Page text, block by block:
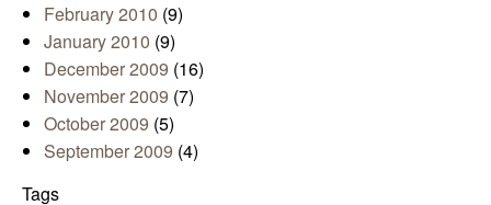
February 2010 (9)
January 2010 (9)
December 2009 (16)
November 2009 (7)
October 2009 (5)
September 2009 (4)
Tags